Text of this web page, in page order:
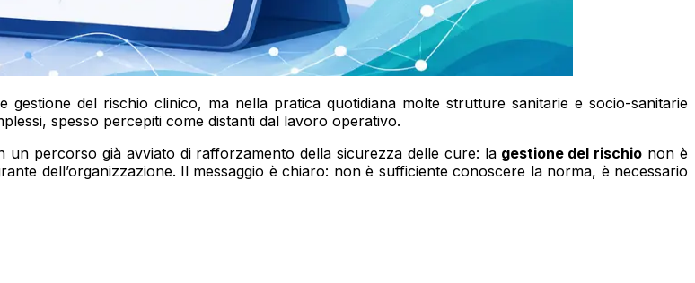
del rischio clinico, ma nella pratica quotidiana molte strutture sanitarie e socio-sanitarie
spesso percepiti come distanti dal lavoro operativo.
un percorso già avviato di rafforzamento della sicurezza delle cure: lagestione del rischio non è
dell’organizzazione. Il messaggio è chiaro: non è sufficiente conoscere la norma, è necessario